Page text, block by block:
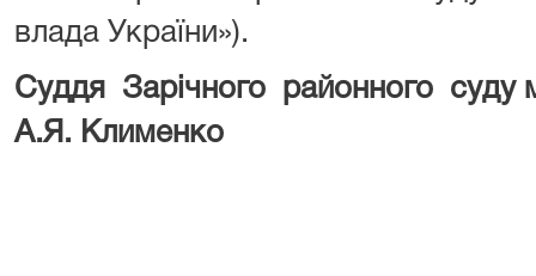
влада України»).
Суддя Зарічного
А.Я. Клименко